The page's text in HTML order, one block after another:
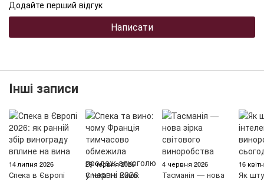
Додайте перший відгук
Написати
Інші записи
14 липня 2026
Спека в Європі
29 червня 2026
Спека та вино:
4 червня 2026
Тасманія — нова
16
Як